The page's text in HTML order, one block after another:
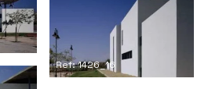
Ref: 1426_16